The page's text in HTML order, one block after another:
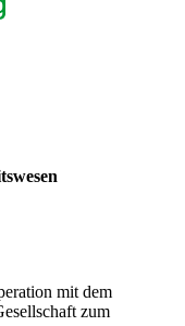
mit dem
zum